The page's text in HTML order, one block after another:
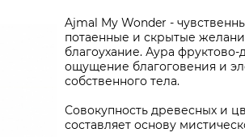
Ajmal My Wonder -
потаенные и скрытые
благоухание. Аура
ощущение благоговения и
собственного тела.
Совокупность древесных и
составляет основу